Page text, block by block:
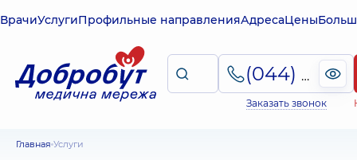
ВрачиУслугиПрофильные направленияАдресаЦены
(044) 495-2-888
Заказать звонок
Главная Услуги